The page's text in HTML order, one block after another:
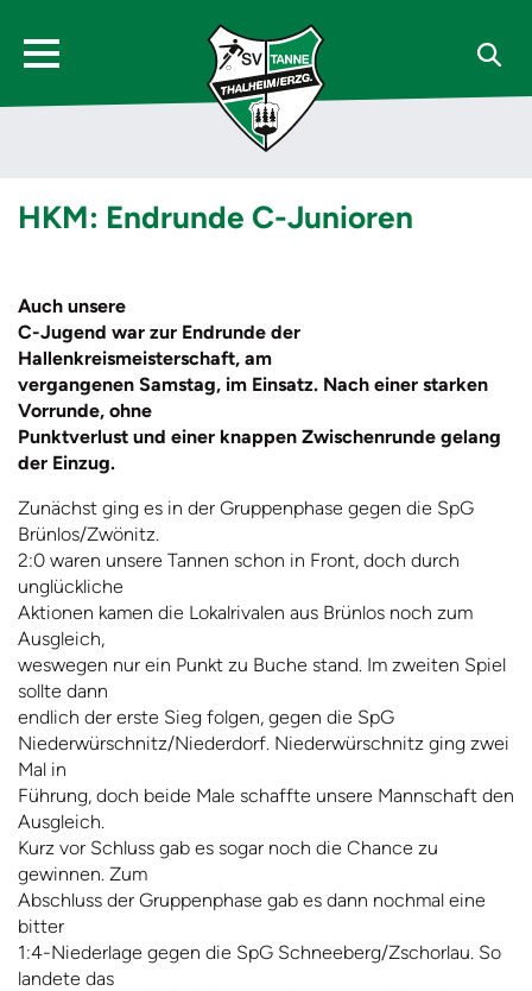
HKM: Endrunde C-Junioren
Auch unsere
C-Jugend war zur Endrunde der
Hallenkreismeisterschaft, am
vergangenen Samstag, im Einsatz. Nach einer starken
Vorrunde, ohne
Punktverlust und einer knappen Zwischenrunde gelang
der Einzug.
Zunächst ging es in der Gruppenphase gegen die SpG
Brünlos/Zwönitz.
2:0 waren unsere Tannen schon in Front, doch durch
unglückliche
Aktionen kamen die Lokalrivalen aus Brünlos noch zum
Ausgleich,
weswegen nur ein Punkt zu Buche stand. Im zweiten Spiel
sollte dann
endlich der erste Sieg folgen, gegen die SpG
Niederwürschnitz/Niederdorf. Niederwürschnitz ging zwei
Mal in
Führung, doch beide Male schaffte unsere Mannschaft den
Ausgleich.
Kurz vor Schluss gab es sogar noch die Chance zu
gewinnen. Zum
Abschluss der Gruppenphase gab es dann nochmal eine
bitter
1:4-Niederlage gegen die SpG Schneeberg/Zschorlau. So
landete das